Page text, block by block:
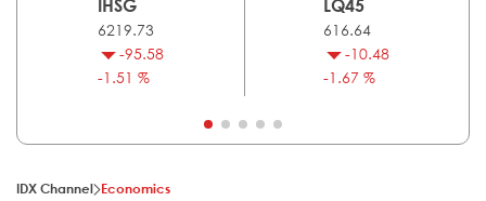
IHSG
6219.73
-95.58
-1.51 %
LQ45
616.64
-10.48
-1.67 %
IDX Channel Economics